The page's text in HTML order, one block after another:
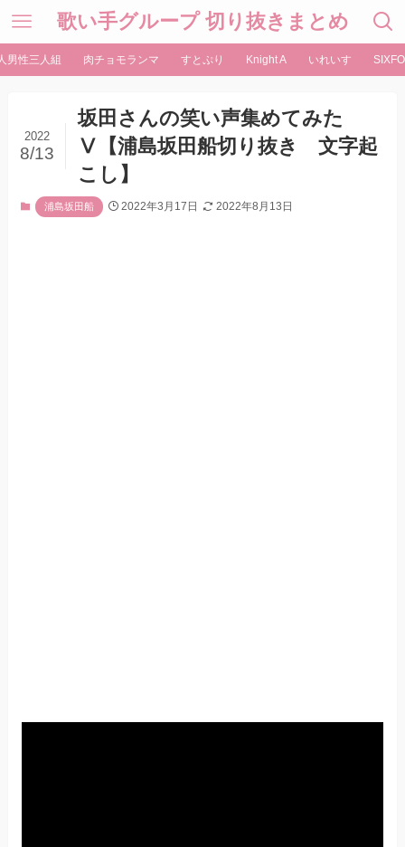
歌い手グループ 切り抜きまとめ
男性三人組 肉チョモランマ すとぷり Knight A いれいす
坂田さんの笑い声集めてみた
Ⅴ【浦島坂田船切り抜き 文字起
こし】
2022
8/13
浦島坂田船 2022年3月17日 2022年8月13日